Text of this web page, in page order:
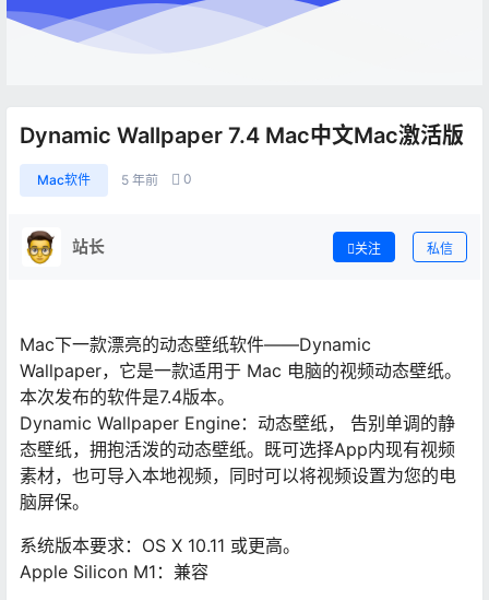
Dynamic Wallpaper 7.4 Mac中文Mac激活版
Mac软件 5 年前 0
站长 关注 私信
Mac下一款漂亮的动态壁纸软件——Dynamic
Wallpaper，它是一款适用于 Mac 电脑的视频动态壁纸。
本次发布的软件是7.4版本。
Dynamic Wallpaper Engine：动态壁纸， 告别单调的静
态壁纸，拥抱活泼的动态壁纸。既可选择App内现有视频
素材，也可导入本地视频，同时可以将视频设置为您的电
脑屏保。
系统版本要求：OS X 10.11 或更高。
Apple Silicon M1：兼容